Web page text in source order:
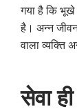
गया है कि भूखे
है। अन्न
वाला व्यक्ति
सेवा